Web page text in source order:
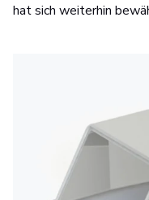
hat sich weiterhin